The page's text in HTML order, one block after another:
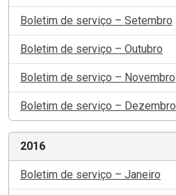
Boletim de serviço – Setembro
Boletim de serviço – Outubro
Boletim de serviço – Novembro
Boletim de serviço – Dezembro
2016
Boletim de serviço – Janeiro